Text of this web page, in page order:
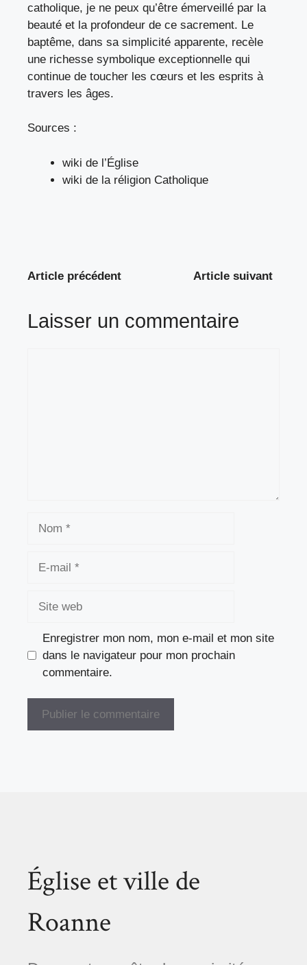
catholique, je ne peux qu’être émerveillé par la
beauté et la profondeur de ce sacrement. Le
baptême, dans sa simplicité apparente, recèle
une richesse symbolique exceptionnelle qui
continue de toucher les cœurs et les esprits à
travers les âges.
Sources :
wiki de l’Église
wiki de la réligion Catholique
Article précédent Article suivant
Laisser un commentaire
Enregistrer mon nom, mon e-mail et mon site
dans le navigateur pour mon prochain
commentaire.
Église et ville de
Roanne